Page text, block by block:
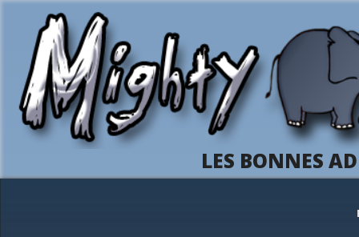
LES BONNES